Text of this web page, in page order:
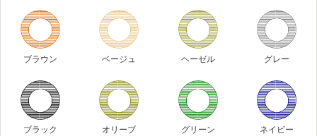
ブラウン ベージュ ヘーゼル グレー
ブラック オリーブ グリーン ネイビー